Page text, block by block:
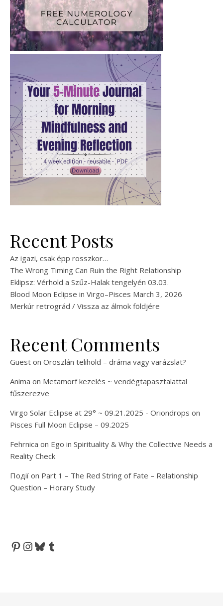
Recent Posts
Az igazi, csak épp rosszkor…
The Wrong Timing Can Ruin the Right Relationship
Eklipsz: Vérhold a Szűz-Halak tengelyén 03.03.
Blood Moon Eclipse in Virgo–Pisces March 3, 2026
Merkúr retrográd / Vissza az álmok földjére
Recent Comments
Guest on Oroszlán telihold – dráma vagy varázslat?
Anima on Metamorf kezelés ~ vendégtapasztalattal
fűszerezve
Virgo Solar Eclipse at 29° ~ 09.21.2025 - Oriondrops on
Pisces Full Moon Eclipse – 09.2025
Fehrnica on Ego in Spirituality & Why the Collective Needs a
Reality Check
Події on Part 1 – The Red String of Fate – Relationship
Question – Horary Study
Pinterest
Instagram
BlueskyTumblr